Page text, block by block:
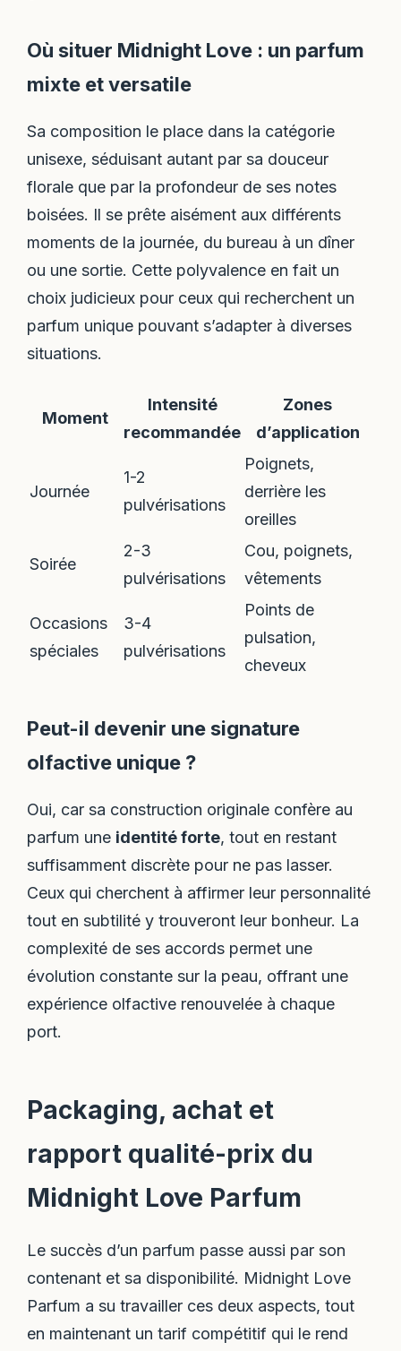
Où situer Midnight Love : un parfum
mixte et versatile
Sa composition le place dans la catégorie
unisexe, séduisant autant par sa douceur
florale que par la profondeur de ses notes
boisées. Il se prête aisément aux différents
moments de la journée, du bureau à un dîner
ou une sortie. Cette polyvalence en fait un
choix judicieux pour ceux qui recherchent un
parfum unique pouvant s’adapter à diverses
situations.
Moment
Intensité
recommandée
Zones
d’application
Journée
1-2
pulvérisations
Poignets,
derrière les
oreilles
Soirée
2-3
pulvérisations
Cou, poignets,
vêtements
Occasions
spéciales
3-4
pulvérisations
Points de
pulsation,
cheveux
Peut-il devenir une signature
olfactive unique ?
Oui, car sa construction originale confère au
parfum une identité forte, tout en restant
suffisamment discrète pour ne pas lasser.
Ceux qui cherchent à affirmer leur personnalité
tout en subtilité y trouveront leur bonheur. La
complexité de ses accords permet une
évolution constante sur la peau, offrant une
expérience olfactive renouvelée à chaque
port.
Packaging, achat et
rapport qualité-prix du
Midnight Love Parfum
Le succès d’un parfum passe aussi par son
contenant et sa disponibilité. Midnight Love
Parfum a su travailler ces deux aspects, tout
en maintenant un tarif compétitif qui le rend